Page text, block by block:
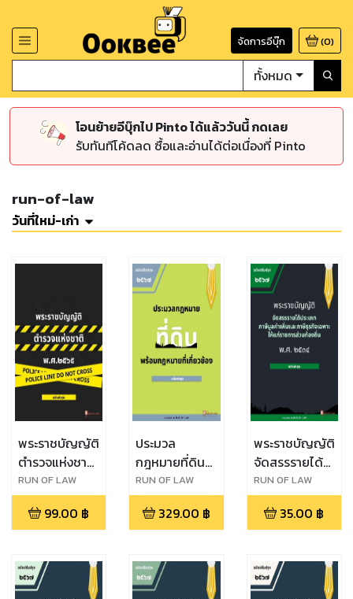
จัดการอีบุ๊ก (0)
ทั้งหมด
โอนย้ายอีบุ๊กไป Pinto ได้แล้ววันนี้ กดเลย
รับทันทีโค้ดลด ซื้อและอ่านได้ต่อเนื่องที่ Pinto
run-of-law
วันที่ใหม่-เก่า
พระราชบัญญัติ
ตำรวจแห่งชาติ
พ.ศ. ๒๕๖๕
RUN OF LAW
99.00 ฿
ประมวล
กฎหมายที่ดิน
พร้อมกฎหมาย
ที่เกี่ยวข้อง
RUN OF LAW
329.00 ฿
พระราชบัญญัติ
จัดสรรรายได้
ประเภทภาษี
มูลค่าเพิ่มและ
ภาษีธุรกิจเฉพาะ
ส่วนท้องถิ่น
พ.ศ. ๒๕๓๔
RUN OF LAW
35.00 ฿